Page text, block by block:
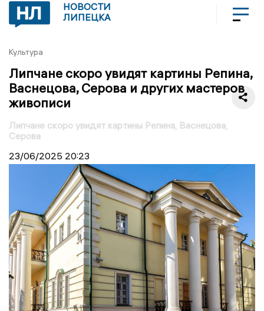
НОВОСТИ
ЛИПЕЦКА
Культура
Липчане скоро увидят картины Репина,
Васнецова, Серова и других мастеров
живописи
Липчане скоро увидят картины Репина, Васнецова,
Серова
23/06/2025 20:23